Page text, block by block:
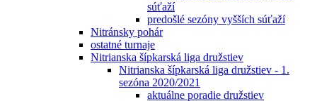
súťaží
predošlé sezóny vyšších súťaží
Nitránsky pohár
ostatné turnaje
Nitrianska šípkarská liga družstiev
Nitrianska šípkarská liga družstiev - 1.
sezóna 2020/2021
aktuálne poradie družstiev